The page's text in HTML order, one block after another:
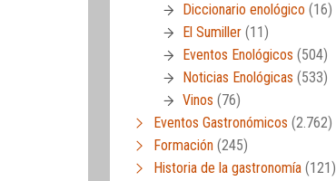
Diccionario enológico (16)
El Sumiller (11)
Eventos Enológicos (504)
Noticias Enológicas (533)
Vinos (76)
Eventos Gastronómicos (2.762)
Formación (245)
Historia de la gastronomía (121)